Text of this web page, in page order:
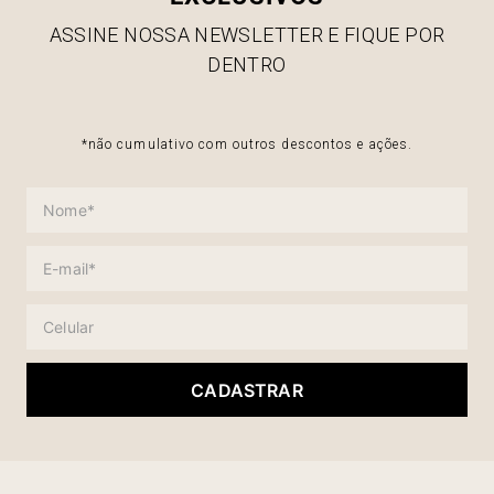
ASSINE NOSSA NEWSLETTER E FIQUE POR
DENTRO
*não cumulativo com outros descontos e ações.
CADASTRAR